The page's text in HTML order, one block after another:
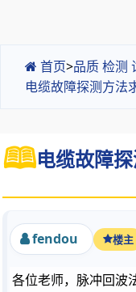
首页>品质 检测
电缆故障探测方法
电缆故障
fendou 楼主
各位老师，脉冲回波